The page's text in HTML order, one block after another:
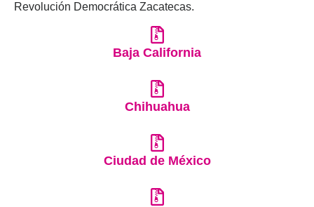
Revolución Democrática Zacatecas.
Baja California
Chihuahua
Ciudad de México